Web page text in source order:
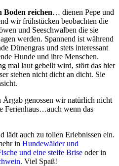
Boden reichen… dienen Pepe und
wir frühstücken beobachten die
und Seeschwalben die sie
werden. Spannend ist während
Dünengras und stets interessant
Hunde und ihre Menschen.
mal laut gebellt wird, stört das hier
stehen nicht dicht an dicht. Sie
Årgab genossen wir natürlich nicht
Ferienhaus…auch wenn das
lädt auch zu tollen Erlebnissen ein.
in Hundewälder und
und eine steife Brise oder in
. Viel Spaß!